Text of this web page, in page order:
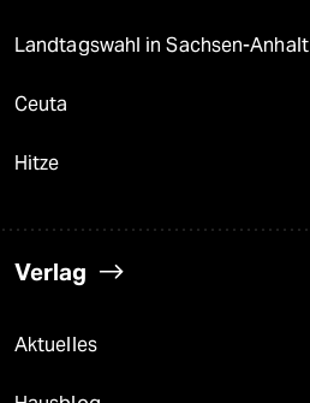
Landtagswahl in Sachsen-Anhalt
Ceuta
Hitze
Verlag
Aktuelles